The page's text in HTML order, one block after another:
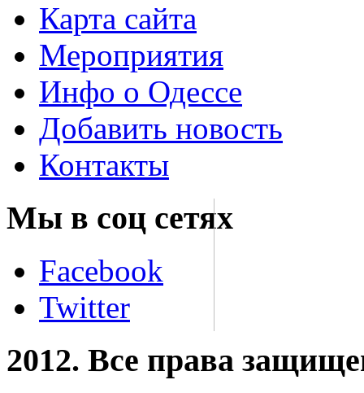
Карта сайта
Мероприятия
Инфо о Одессе
Добавить новость
Контакты
Мы в соц сетях
Facebook
Twitter
2012. Все права